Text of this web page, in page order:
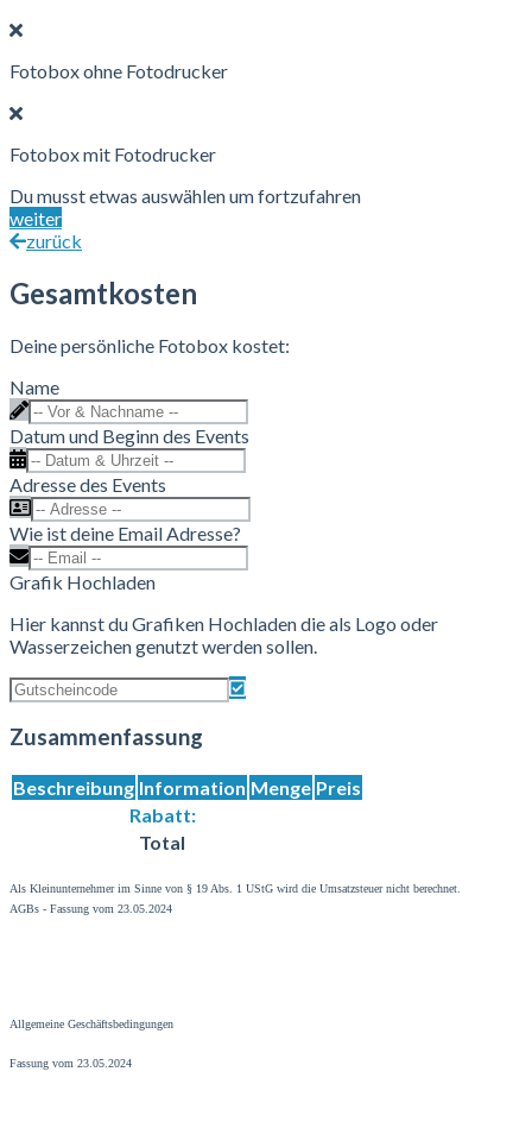
Fotobox ohne Fotodrucker
Fotobox mit Fotodrucker
Du musst etwas auswählen um fortzufahren
weiter
zurück
Gesamtkosten
Deine persönliche Fotobox kostet:
Name
Datum und Beginn des Events
Adresse des Events
Wie ist deine Email Adresse?
Grafik Hochladen
Hier kannst du Grafiken Hochladen die als Logo oder
Wasserzeichen genutzt werden sollen.
Zusammenfassung
Beschreibung Information Menge Preis
Rabatt:
Total
Als Kleinunternehmer im Sinne von § 19 Abs. 1 UStG wird die Umsatzsteuer nicht berechnet.
AGBs - Fassung vom 23.05.2024
Allgemeine Geschäftsbedingungen
Fassung vom 23.05.2024